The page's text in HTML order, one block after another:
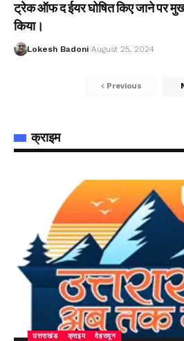
ट्रेक ऑफ द ईयर घोषित किए जाने पर
किया।
Lokesh Badoni August 25, 2024
Previous
क्राइम
उत्तराखंड क्राइम देहरादून